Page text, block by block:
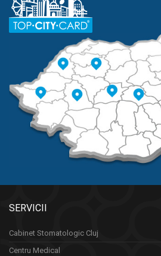
SERVICII
Cabinet Stomatologic Cluj
Centru Medical